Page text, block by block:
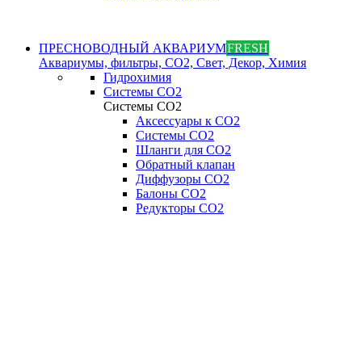
ПРЕСНОВОДНЫЙ АКВАРИУМFRESH
Аквариумы, фильтры, СО2, Свет, Декор, Химия
Гидрохимия
Системы СО2
Системы СО2
Аксессуары к СО2
Системы СО2
Шланги для CO2
Обратный клапан
Диффузоры СO2
Балоны CO2
Редукторы CO2